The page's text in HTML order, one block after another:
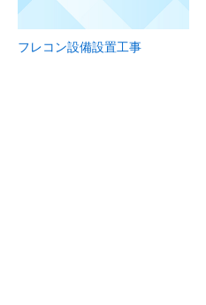
フレコン設備設置工事